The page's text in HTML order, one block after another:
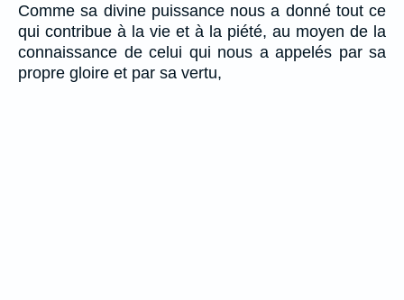
Comme sa divine puissance nous a donné tout ce
qui contribue à la vie et à la piété, au moyen de la
connaissance de celui qui nous a appelés par sa
propre gloire et par sa vertu,